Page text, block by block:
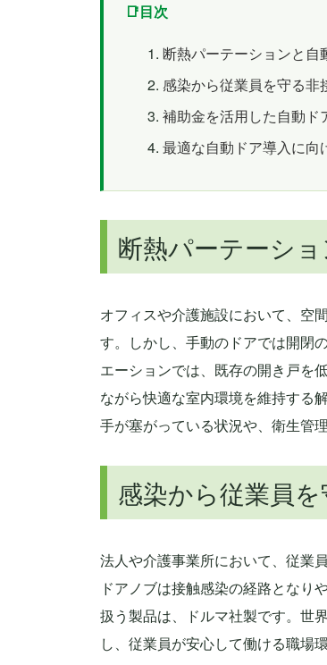
目次
断熱パーテーションと自
感染から従業員を守る非
補助金を活用した自動ド
最適な自動ドア導入に向
断熱パーテーシ
オフィスや介護施設において、空
す。しかし、手動のドアでは開閉
エーションでは、既存の開き戸を
ながら快適な室内環境を維持する
手が塞がっている状況や、衛生管
感染から従業員
法人や介護事業所において、従業
ドアノブは接触感染の経路となり
扱う製品は、ドルマ社製です。世
し、従業員が安心して働ける職場